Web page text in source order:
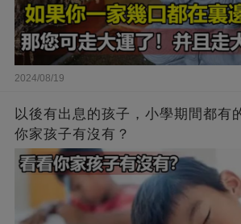
2024/08/19
以後有出息的孩子，小學期間都有
你家孩子有沒有？